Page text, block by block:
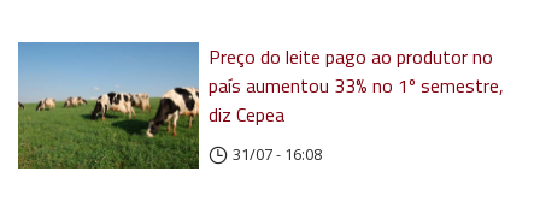
Preço do leite pago ao produtor no
país aumentou 33% no 1º semestre,
diz Cepea
31/07 - 16:08